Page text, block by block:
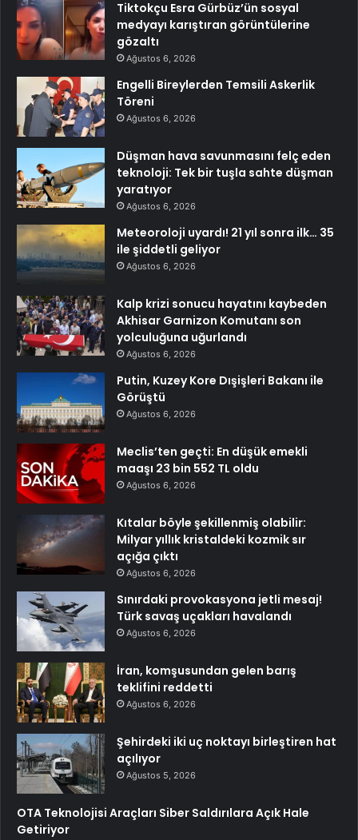
Tiktokçu Esra Gürbüz’ün sosyal
medyayı karıştıran görüntülerine
gözaltı
Ağustos 6, 2026
Engelli Bireylerden Temsili Askerlik
Töreni
Ağustos 6, 2026
Düşman hava savunmasını felç eden
teknoloji: Tek bir tuşla sahte düşman
yaratıyor
Ağustos 6, 2026
Meteoroloji uyardı! 21 yıl sonra ilk… 35
ile şiddetli geliyor
Ağustos 6, 2026
Kalp krizi sonucu hayatını kaybeden
Akhisar Garnizon Komutanı son
yolculuğuna uğurlandı
Ağustos 6, 2026
Putin, Kuzey Kore Dışişleri Bakanı ile
Görüştü
Ağustos 6, 2026
Meclis’ten geçti: En düşük emekli
maaşı 23 bin 552 TL oldu
Ağustos 6, 2026
Kıtalar böyle şekillenmiş olabilir:
Milyar yıllık kristaldeki kozmik sır
açığa çıktı
Ağustos 6, 2026
Sınırdaki provokasyona jetli mesaj!
Türk savaş uçakları havalandı
Ağustos 6, 2026
İran, komşusundan gelen barış
teklifini reddetti
Ağustos 6, 2026
Şehirdeki iki uç noktayı birleştiren hat
açılıyor
Ağustos 5, 2026
OTA Teknolojisi Araçları Siber Saldırılara Açık Hale
Getiriyor